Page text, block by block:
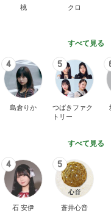
桃 クロ
すべて見る
4
島倉りか
5
つばきファク
トリー
すべて見る
4
石 安伊
5
蒼井心音